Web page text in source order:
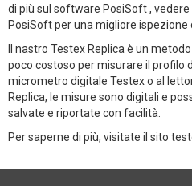
di più sul software PosiSoft ,
PosiSoft per una migliore ispezione
Il nastro Testex Replica è un
poco costoso per misurare il profilo
micrometro digitale Testex o al
Replica, le misure sono digitali e
salvate e riportate con facilità.
Per saperne di più, visitate il sito